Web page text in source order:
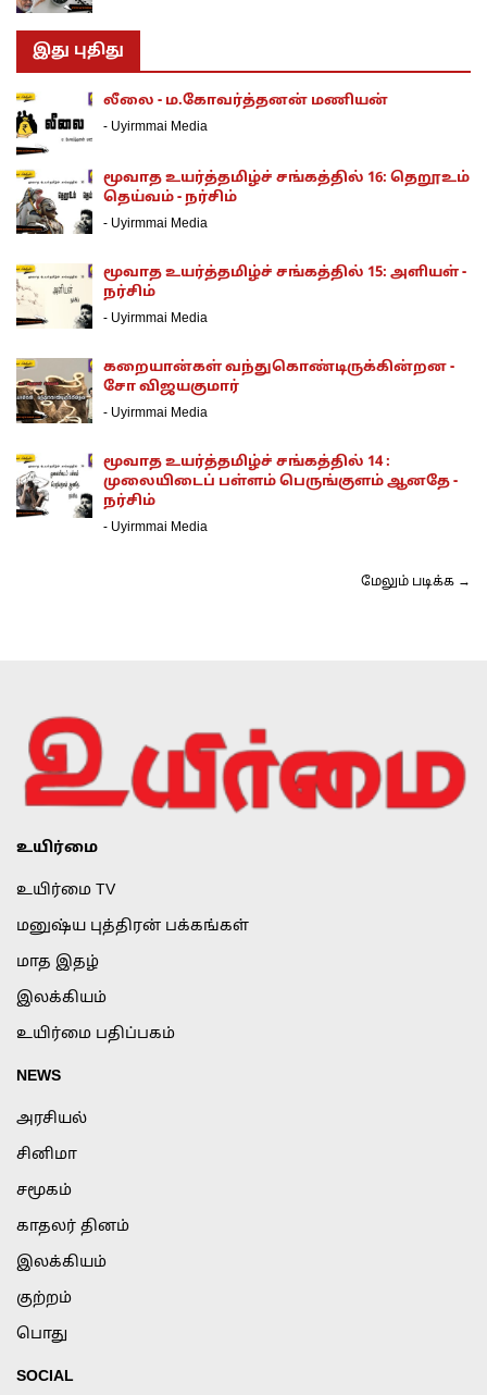
இது புதிது
லீலை - ம.கோவர்த்தனன் மணியன்
- Uyirmmai Media
மூவாத உயர்த்தமிழ்ச் சங்கத்தில் 16: தெறூஉம்
தெய்வம் - நர்சிம்
- Uyirmmai Media
மூவாத உயர்த்தமிழ்ச் சங்கத்தில் 15: அளியள் -
நர்சிம்
- Uyirmmai Media
கறையான்கள் வந்துகொண்டிருக்கின்றன -
சோ விஜயகுமார்
- Uyirmmai Media
மூவாத உயர்த்தமிழ்ச் சங்கத்தில் 14 :
முலையிடைப் பள்ளம் பெருங்குளம் ஆனதே -
நர்சிம்
- Uyirmmai Media
மேலும் படிக்க →
உயிர்மை
உயிர்மை TV
மனுஷ்ய புத்திரன் பக்கங்கள்
மாத இதழ்
இலக்கியம்
உயிர்மை பதிப்பகம்
NEWS
அரசியல்
சினிமா
சமூகம்
காதலர் தினம்
இலக்கியம்
குற்றம்
பொது
SOCIAL